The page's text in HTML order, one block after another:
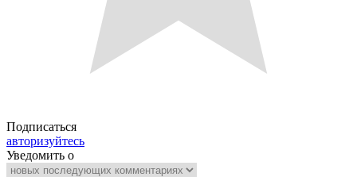
Подписаться
авторизуйтесь
Уведомить о